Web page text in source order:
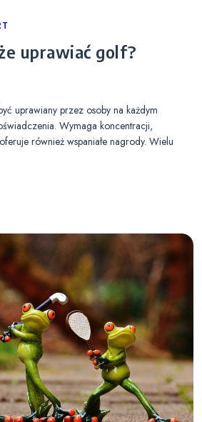
uprawiać golf?
uprawiany przez osoby na każdym
Wymaga koncentracji,
również wspaniałe nagrody. Wielu